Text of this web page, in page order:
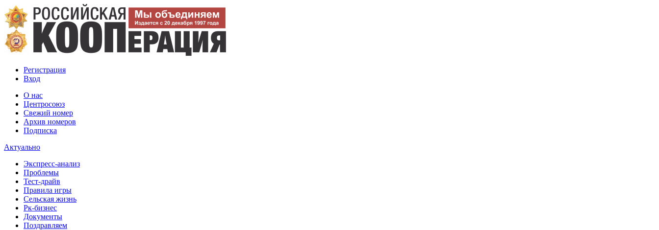
Регистрация
Вход
О нас
Центросоюз
Свежий номер
Архив номеров
Подписка
Актуально
Экспресс-анализ
Проблемы
Тест-драйв
Правила игры
Сельская жизнь
Рк-бизнес
Документы
Поздравляем